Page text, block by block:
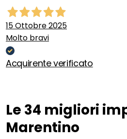
15 Ottobre 2025
Molto bravi
Acquirente verificato
Le 34 migliori
Marentino